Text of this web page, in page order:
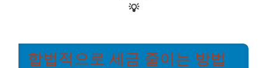
💡
합법적으로 세금 줄이는 방법